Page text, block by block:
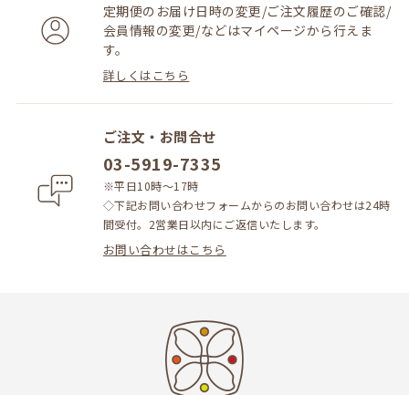
定期便のお届け日時の変更/ご注文履歴のご確認/
会員情報の変更/などはマイページから行えま
す。
詳しくはこちら
ご注文・お問合せ
03-5919-7335
※平日10時～17時
◇下記お問い合わせフォームからのお問い合わせは24時
間受付。2営業日以内にご返信いたします。
お問い合わせはこちら